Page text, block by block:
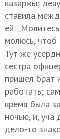
казармы;
ставила
ей:
молюсь, чтоб
Тут же
сестра
пришел брат
работать;
время была
ночью, и, уча
дело-то